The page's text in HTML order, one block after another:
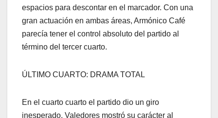
espacios para descontar en el marcador. Con una
gran actuación en ambas áreas, Armónico Café
parecía tener el control absoluto del partido al
término del tercer cuarto.
ÚLTIMO CUARTO: DRAMA TOTAL
En el cuarto cuarto el partido dio un giro
inesperado. Valedores mostró su carácter al